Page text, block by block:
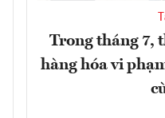
Trong tháng 7,
hàng hóa vi